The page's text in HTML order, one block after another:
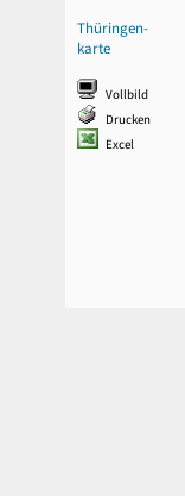
Thüringen-
karte
Vollbild
Drucken
Excel